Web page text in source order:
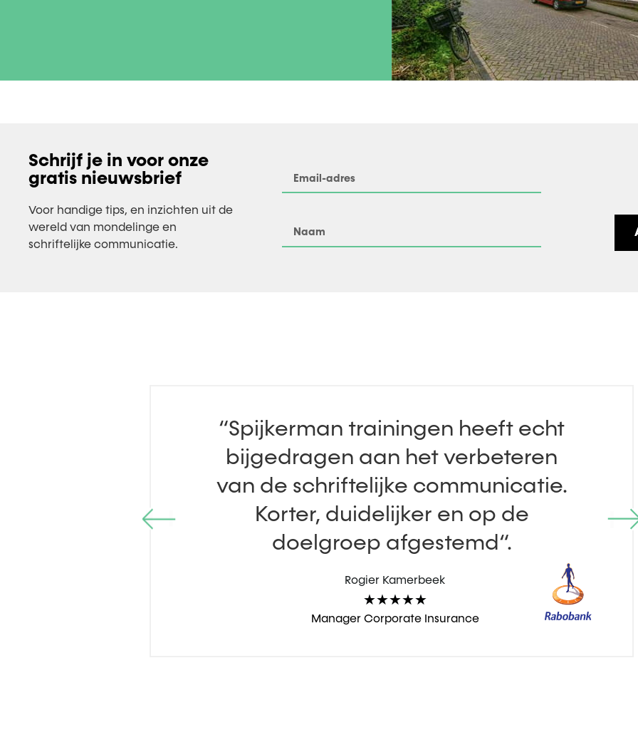
Schrijf je in voor onze
gratis nieuwsbrief
Voor handige tips, en inzichten uit de
wereld van mondelinge en
schriftelijke communicatie.
Rogier Kamerbeek
★★★★★
Manager Corporate Insurance
“Spijkerman trainingen heeft echt
bijgedragen aan het verbeteren
van de schriftelijke communicatie.
Korter, duidelijker en op de
doelgroep afgestemd“.